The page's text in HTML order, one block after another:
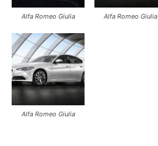
Alfa Romeo Giulia Alfa Romeo Giulia
Alfa Romeo Giulia